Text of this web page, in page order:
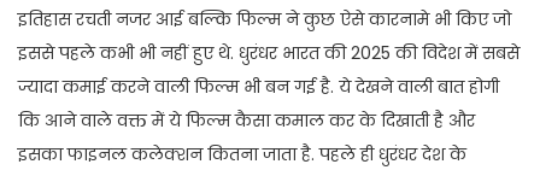
इतिहास रचती नजर आई बल्कि फिल्म ने कुछ ऐसे कारनामे भी किए जो
इससे पहले कभी भी नहीं हुए थे. धुरंधर भारत की 2025 की विदेश में सबसे
ज्यादा कमाई करने वाली फिल्म भी बन गई है. ये देखने वाली बात होगी
कि आने वाले वक्त में ये फिल्म कैसा कमाल कर के दिखाती है और
इसका फाइनल कलेक्शन कितना जाता है. पहले ही धुरंधर देश के